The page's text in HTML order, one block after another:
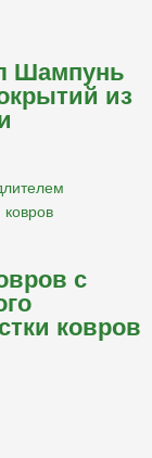
Шампунь
из
с
ковров